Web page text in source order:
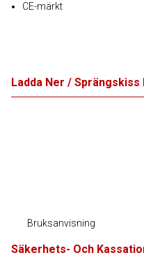
CE-märkt
Ladda Ner / Sprängskiss
Bruksanvisning
Säkerhets- Och